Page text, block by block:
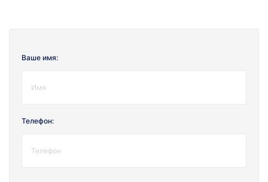
Ваше имя:
Телефон: